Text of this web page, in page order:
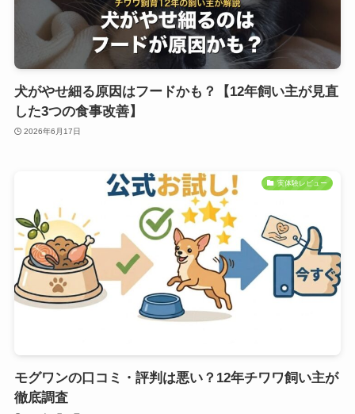
犬がやせ細る原因はフードかも？【12年飼い主が見直
した3つの食事改善】
2026年6月17日
実体験レビュー
モグワンの口コミ・評判は悪い？12年チワワ飼い主が
徹底調査